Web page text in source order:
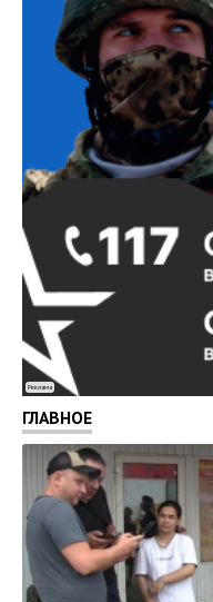
Реклама
ГЛАВНОЕ